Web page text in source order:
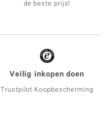
de beste prijs!
Veilig inkopen doen
Trustpilot Koopbescherming